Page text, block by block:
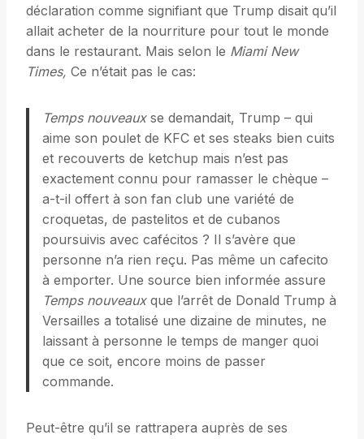
déclaration comme signifiant que Trump disait qu’il
allait acheter de la nourriture pour tout le monde
dans le restaurant. Mais selon le Miami New
Times, Ce n’était pas le cas:
Temps nouveauxse demandait, Trump – qui
aime son poulet de KFC et ses steaks bien cuits
et recouverts de ketchup mais n’est pas
exactement connu pour ramasser le chèque –
a-t-il offert à son fan club une variété de
croquetas, de pastelitos et de cubanos
poursuivis avec cafécitos ? Il s’avère que
personne n’a rien reçu. Pas même un cafecito
à emporter. Une source bien informée assure
Temps nouveauxque l’arrêt de Donald Trump à
Versailles a totalisé une dizaine de minutes, ne
laissant à personne le temps de manger quoi
que ce soit, encore moins de passer
commande.
Peut-être qu’il se rattrapera auprès de ses